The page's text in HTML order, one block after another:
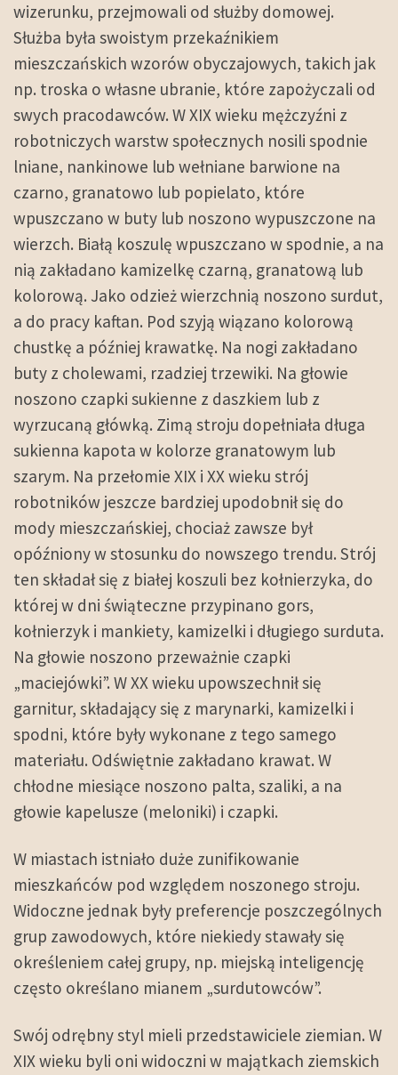
wizerunku, przejmowali od służby domowej.
Służba była swoistym przekaźnikiem
mieszczańskich wzorów obyczajowych, takich jak
np. troska o własne ubranie, które zapożyczali od
swych pracodawców. W XIX wieku mężczyźni z
robotniczych warstw społecznych nosili spodnie
lniane, nankinowe lub wełniane barwione na
czarno, granatowo lub popielato, które
wpuszczano w buty lub noszono wypuszczone na
wierzch. Białą koszulę wpuszczano w spodnie, a na
nią zakładano kamizelkę czarną, granatową lub
kolorową. Jako odzież wierzchnią noszono surdut,
a do pracy kaftan. Pod szyją wiązano kolorową
chustkę a później krawatkę. Na nogi zakładano
buty z cholewami, rzadziej trzewiki. Na głowie
noszono czapki sukienne z daszkiem lub z
wyrzucaną główką. Zimą stroju dopełniała długa
sukienna kapota w kolorze granatowym lub
szarym. Na przełomie XIX i XX wieku strój
robotników jeszcze bardziej upodobnił się do
mody mieszczańskiej, chociaż zawsze był
opóźniony w stosunku do nowszego trendu. Strój
ten składał się z białej koszuli bez kołnierzyka, do
której w dni świąteczne przypinano gors,
kołnierzyk i mankiety, kamizelki i długiego surduta.
Na głowie noszono przeważnie czapki
„maciejówki”. W XX wieku upowszechnił się
garnitur, składający się z marynarki, kamizelki i
spodni, które były wykonane z tego samego
materiału. Odświętnie zakładano krawat. W
chłodne miesiące noszono palta, szaliki, a na
głowie kapelusze (meloniki) i czapki.
W miastach istniało duże zunifikowanie
mieszkańców pod względem noszonego stroju.
Widoczne jednak były preferencje poszczególnych
grup zawodowych, które niekiedy stawały się
określeniem całej grupy, np. miejską inteligencję
często określano mianem „surdutowców”.
Swój odrębny styl mieli przedstawiciele ziemian. W
XIX wieku byli oni widoczni w majątkach ziemskich